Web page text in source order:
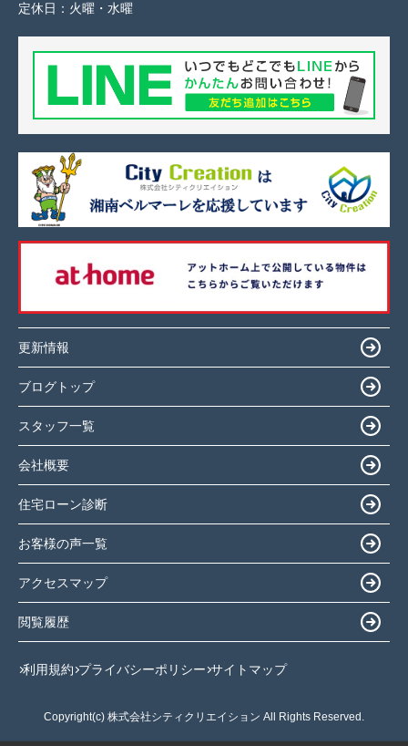
定休日： 火曜・水曜
更新情報
ブログトップ
スタッフ一覧
会社概要
住宅ローン診断
お客様の声一覧
アクセスマップ
閲覧履歴
利用規約 プライバシーポリシー サイトマップ
Copyright(c) 株式会社シティクリエイション All Rights Reserved.